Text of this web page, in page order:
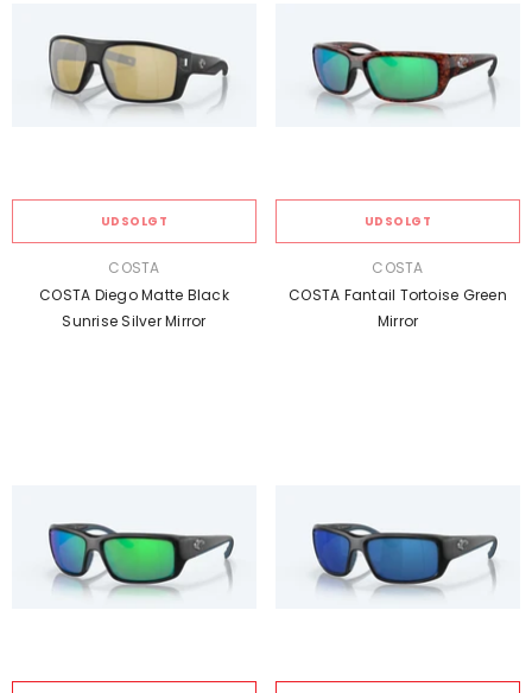
UDSOLGT
COSTA
COSTA Diego Matte Black
Sunrise Silver Mirror
UDSOLGT
COSTA
COSTA Fantail Tortoise Green
Mirror